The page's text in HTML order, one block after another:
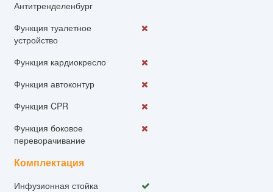
Антитренделенбург
Функция туалетное
устройство
Функция кардиокресло
Функция автоконтур
Функция CPR
Функция боковое
переворачивание
Комплектация
Инфузионная стойка